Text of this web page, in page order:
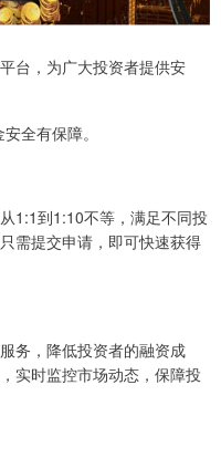
台，为广大投资者提供安
全有保障。
1:1到1:10不等，满足不同投
需提交申请，即可快速获得
务，降低投资者的融资成
实时监控市场动态，保障投